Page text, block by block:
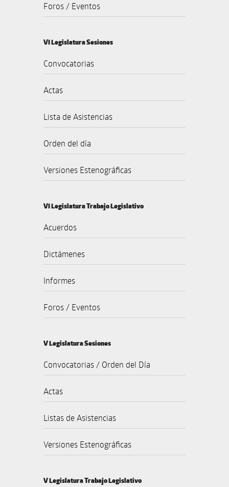
Foros / Eventos
VI Legislatura Sesiones
Convocatorias
Actas
Lista de Asistencias
Orden del día
Versiones Estenográficas
VI Legislatura Trabajo Legislativo
Acuerdos
Dictámenes
Informes
Foros / Eventos
V Legislatura Sesiones
Convocatorias / Orden del Día
Actas
Listas de Asistencias
Versiones Estenográficas
V Legislatura Trabajo Legislativo